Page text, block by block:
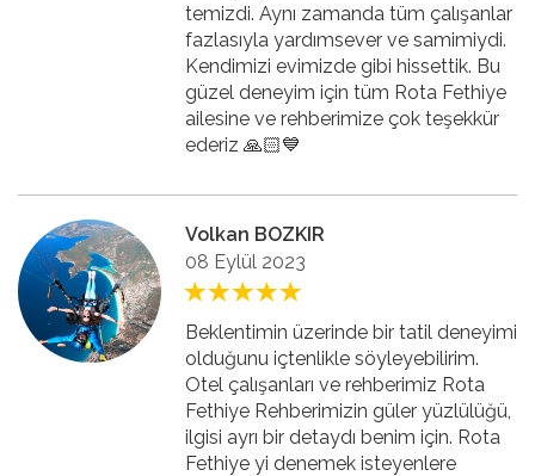
temizdi. Aynı zamanda tüm çalışanlar
fazlasıyla yardımsever ve samimiydi.
Kendimizi evimizde gibi hissettik. Bu
güzel deneyim için tüm Rota Fethiye
ailesine ve rehberimize çok teşekkür
ederiz 🙏🏻💙
Volkan BOZKIR
08 Eylül 2023
Beklentimin üzerinde bir tatil deneyimi
olduğunu içtenlikle söyleyebilirim.
Otel çalışanları ve rehberimiz Rota
Fethiye Rehberimizin güler yüzlülüğü,
ilgisi ayrı bir detaydı benim için. Rota
Fethiye yi denemek isteyenlere